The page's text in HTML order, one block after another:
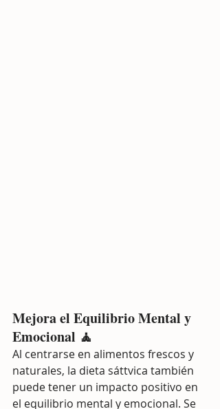
Mejora el Equilibrio Mental y
Emocional 🧘
Al centrarse en alimentos frescos y
naturales, la dieta sáttvica también
puede tener un impacto positivo en
el equilibrio mental y emocional. Se